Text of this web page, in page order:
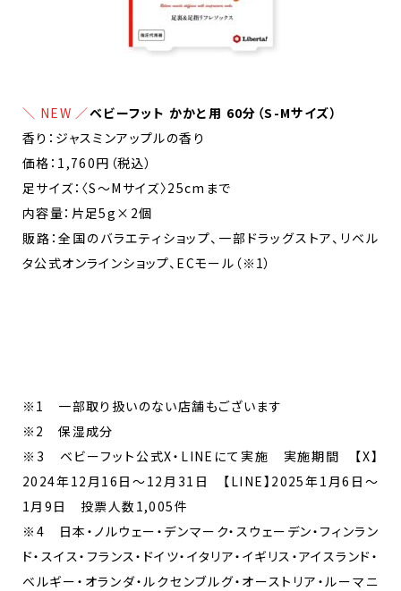
＼ NEW ／ベビーフット かかと用 60分（S-Mサイズ）
香り：ジャスミンアップルの香り
価格：1,760円（税込）
足サイズ：〈S～Mサイズ〉25cmまで
内容量：片足5g×2個
販路：全国のバラエティショップ、一部ドラッグストア、リベル
タ公式オンラインショップ、ECモール（※1）
※1 一部取り扱いのない店舗もございます
※2 保湿成分
※3 ベビーフット公式X・LINEにて実施 実施期間 【X】
2024年12月16日～12月31日 【LINE】2025年1月6日～
1月9日 投票人数1,005件
※4 日本・ノルウェー・デンマーク・スウェーデン・フィンラン
ド・スイス・フランス・ドイツ・イタリア・イギリス・アイスランド・
ベルギー・オランダ・ルクセンブルグ・オーストリア・ルーマニ